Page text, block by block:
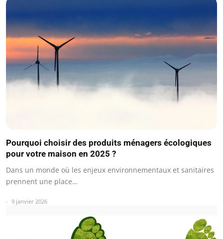
Pourquoi choisir des produits ménagers écologiques
pour votre maison en 2025 ?
Dans un monde où les enjeux environnementaux et sanitaires
prennent une place…
9 janvier 2026